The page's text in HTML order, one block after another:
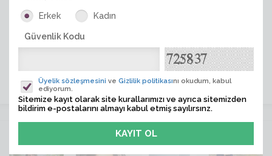
ÜYE ARA
VİTRİN
Erkek Kadın
Güvenlik Kodu
Üyelik sözleşmesini ve Gizlilik politikasını okudum, kabul
ediyorum.
Sitemize kayıt olarak site kurallarımızı ve ayrıca sitemizden
bildirim e-postalarını almayı kabul etmiş sayılırsınz.